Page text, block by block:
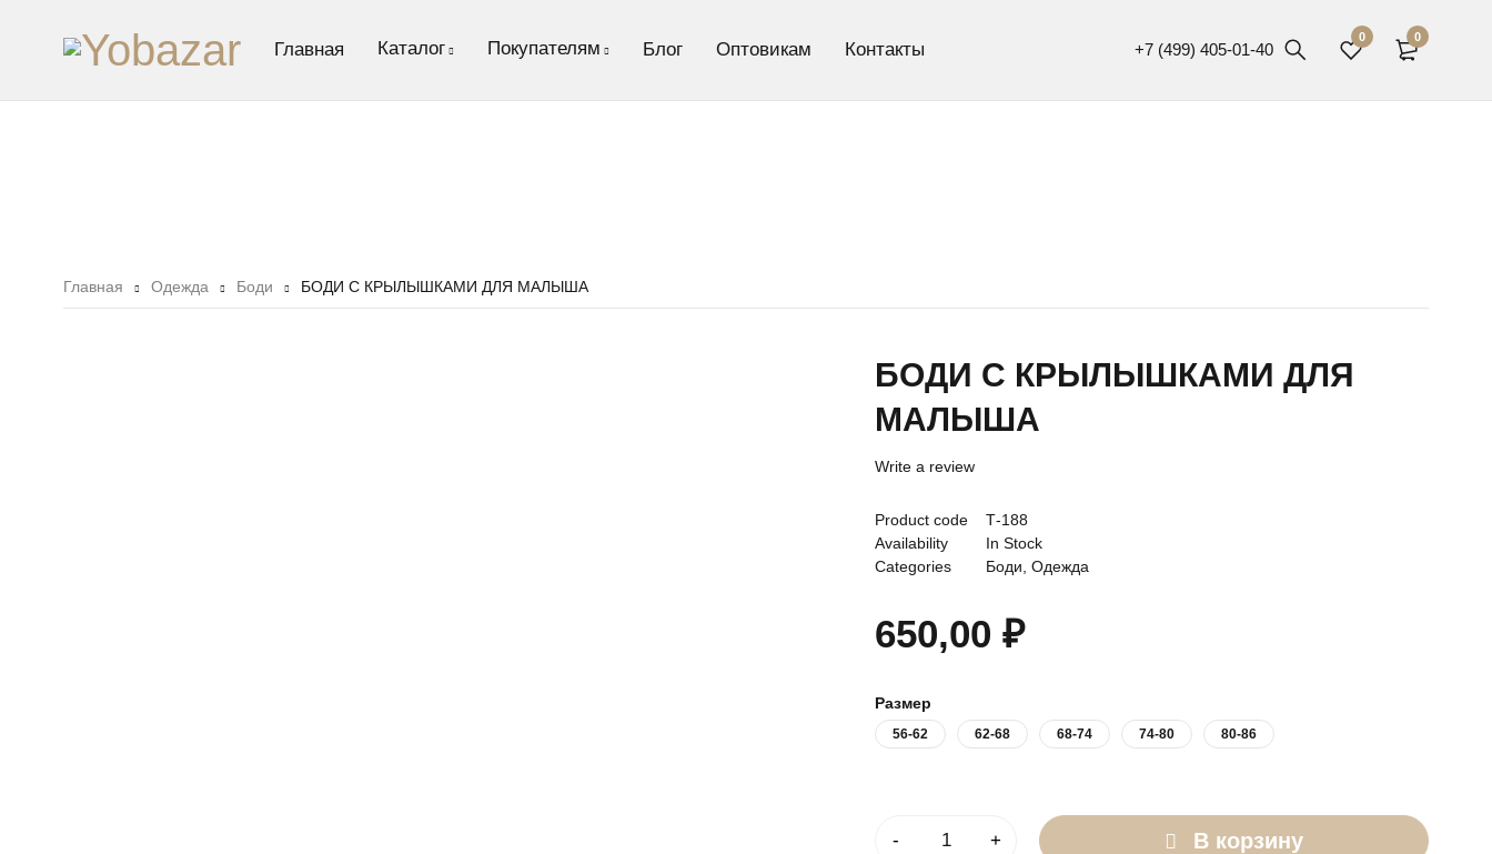
Главная Каталог Покупателям Блог Оптовикам Контакты +7 (499) 405-01-40
0 0
Главная Одежда Боди БОДИ С КРЫЛЫШКАМИ ДЛЯ МАЛЫША
БОДИ С КРЫЛЫШКАМИ ДЛЯ
МАЛЫША
Write a review
Product code
Т-188
Availability
In Stock
Categories
Боди ,Одежда
650,00₽
Размер
56-62 62-68 68-74 74-80 80-86
В корзину